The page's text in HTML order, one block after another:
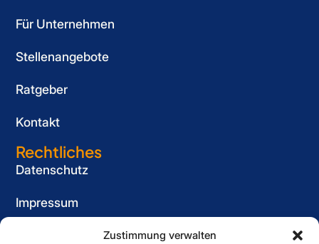
Zustimmung verwalten
Für Unternehmen
Stellenangebote
Ratgeber
Kontakt
Rechtliches
Datenschutz
Impressum
Cookie-Richtlinie (EU)